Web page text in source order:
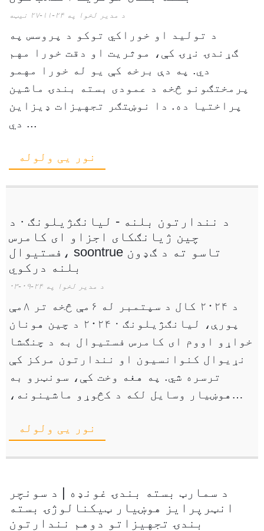
د مدیر لخوا په ۲۴-۱۱-۲۷ نیټه
د تولید او خوراکي توکو د پروسس په
ګړندۍ نړۍ کې، موثریت او دقت خورا مهم
دي. په دې برخه کې یو له خورا مهمو
پرمختګونو څخه د عمودی بسته بندۍ ماشین
پراختیا ده. دا نوښتګر تجهیزات ډیزاین
دي ...
نور یی ولوله
د نندارتون بلنه - لیانګژیلونګ · د
چین ژیانګکای اجزاو ای کامرس
فستیوال، soontrue تاسو ته د ګډون
بلنه درکوي
د مدیر لخوا په ۲۴-۰۹-۰۳
د ۲۰۲۴ کال د سپتمبر له ۶مې څخه تر ۸مې
پورې، لیانګژیلونګ · ۲۰۲۴ د چین هونان
خواړو اووم ای کامرس فستیوال به د چنګشا
نړیوال کنوانسیون او نندارتون مرکز کې
ترسره شي. په هغه وخت کې، سونټرو به
هوښیار وسایل لکه د کڅوړو ماشینونه،
وړاندې کړي.
نور یی ولوله
د سمارټ بسته بندۍ غونډه | د سونچر
انټرپرایز هوښیار ټیکنالوژۍ بسته
بندۍ تجهیزاتو دوهم نندارتون